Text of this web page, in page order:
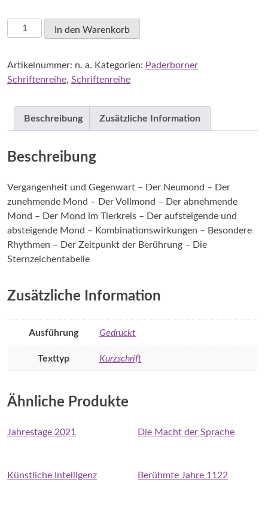
sieben
des
Mondes
In den Warenkorb
Artikelnummer: n. a. Kategorien: Paderborner
Schriftenreihe, Schriftenreihe
Beschreibung Zusätzliche Information
Beschreibung
Vergangenheit und Gegenwart – Der Neumond – Der
zunehmende Mond – Der Vollmond – Der abnehmende
Mond – Der Mond im Tierkreis – Der aufsteigende und
absteigende Mond – Kombinationswirkungen – Besondere
Rhythmen – Der Zeitpunkt der Berührung – Die
Sternzeichentabelle
Zusätzliche Information
Ausführung Gedruckt
Texttyp Kurzschrift
Ähnliche Produkte
Jahrestage 2021 Die Macht der Sprache
Künstliche Intelligenz Berühmte Jahre 1122